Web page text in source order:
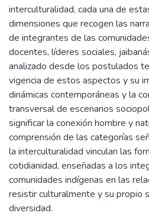
interculturalidad, cada una de
dimensiones que recogen las
de integrantes de las
docentes, líderes sociales,
analizado desde los postulados
vigencia de estos aspectos y su
dinámicas contemporáneas y la
transversal de escenarios
significar la conexión hombre y
comprensión de las categorías
la interculturalidad vinculan las
cotidianidad, enseñadas a los
comunidades indígenas en las
resistir culturalmente y su propio
diversidad.